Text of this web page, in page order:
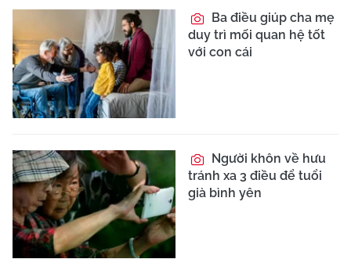
Ba điều giúp cha mẹ
duy trì mối quan hệ tốt
với con cái
Người khôn về hưu
tránh xa 3 điều để tuổi
già bình yên